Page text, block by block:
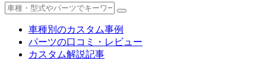
車種別のカスタム事例
パーツの口コミ・レビュー
カスタム解説記事